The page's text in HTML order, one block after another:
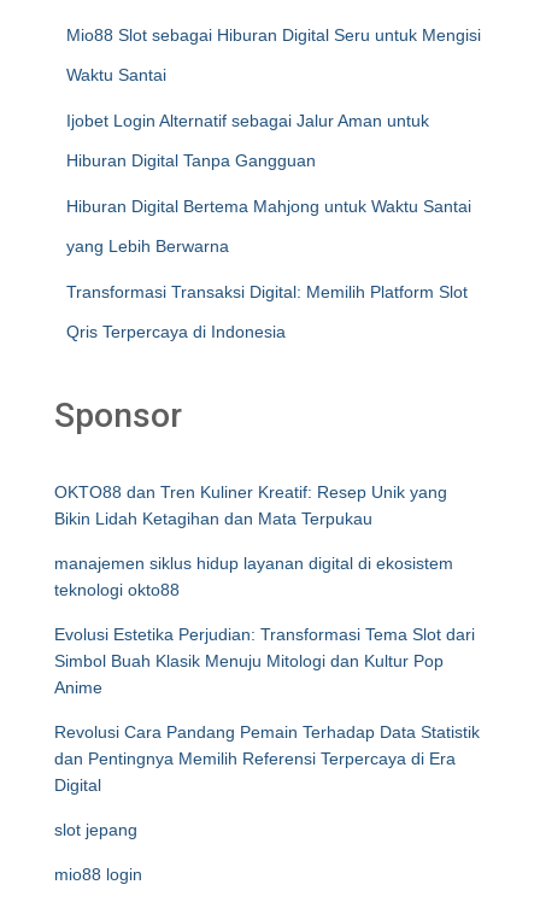
Mio88 Slot sebagai Hiburan Digital Seru untuk Mengisi
Waktu Santai
Ijobet Login Alternatif sebagai Jalur Aman untuk
Hiburan Digital Tanpa Gangguan
Hiburan Digital Bertema Mahjong untuk Waktu Santai
yang Lebih Berwarna
Transformasi Transaksi Digital: Memilih Platform Slot
Qris Terpercaya di Indonesia
Sponsor
OKTO88 dan Tren Kuliner Kreatif: Resep Unik yang
Bikin Lidah Ketagihan dan Mata Terpukau
manajemen siklus hidup layanan digital di ekosistem
teknologi okto88
Evolusi Estetika Perjudian: Transformasi Tema Slot dari
Simbol Buah Klasik Menuju Mitologi dan Kultur Pop
Anime
Revolusi Cara Pandang Pemain Terhadap Data Statistik
dan Pentingnya Memilih Referensi Terpercaya di Era
Digital
slot jepang
mio88 login